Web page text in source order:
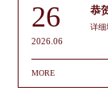
26
2026.06
恭
详细
MORE